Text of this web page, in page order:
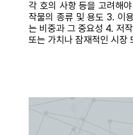
각 호의 사항 등을 고려해
작물의 종류 및 용도 3. 이
는 비중과 그 중요성 4. 저
또는 가치나 잠재적인 시장